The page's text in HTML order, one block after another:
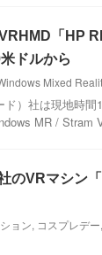
「HP
ドルから
Mixed
）社は現地時
MR / Stram
のVRマシン
ョン, コスプレデー,